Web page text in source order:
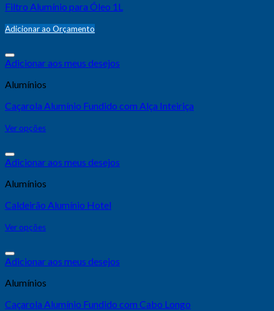
Filtro Alumínio para Óleo 1L
Adicionar ao Orçamento
Adicionar aos meus desejos
Alumínios
Caçarola Alumínio Fundido com Alça Inteiriça
Ver opções
Adicionar aos meus desejos
Alumínios
Caldeirão Alumínio Hotel
Ver opções
Adicionar aos meus desejos
Alumínios
Caçarola Alumínio Fundido com Cabo Longo